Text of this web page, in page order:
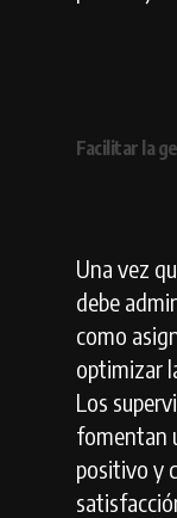
Facilitar la
Una vez
debe
como
optimizar
Los
fomentan
positivo y